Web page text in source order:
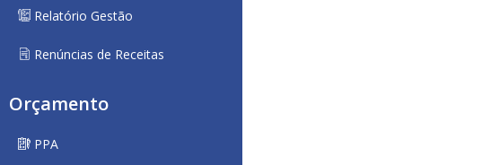
Relatório Gestão
Renúncias de Receitas
Orçamento
PPA